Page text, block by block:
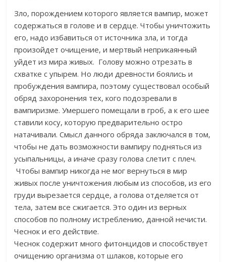
Зло, порождением которого является вампир, может
содержаться в голове и в сердце. Чтобы уничтожить
его, надо избавиться от источника зла, и тогда
произойдет очищение, и мертвый неприкаянный
уйдет из мира живых. Голову можно отрезать в
схватке с упырем. Но люди древности боялись и
пробуждения вампира, поэтому существовал особый
обряд захоронения тех, кого подозревали в
вампиризме. Умершего помещали в гроб, а к его шее
ставили косу, которую предварительно остро
натачивали. Смысл данного обряда заключался в том,
чтобы не дать возможности вампиру подняться из
усыпальницы, а иначе сразу голова слетит с плеч.
Чтобы вампир никогда не мог вернуться в мир
живых после уничтожения любым из способов, из его
груди вырезается сердце, а голова отделяется от
тела, затем все сжигается. Это один из верных
способов по полному истреблению, данной нечисти.
Чеснок и его действие.
Чеснок содержит много фитонцидов и способствует
очищению организма от шлаков, которые его